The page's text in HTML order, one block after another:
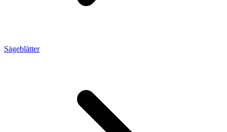
Sägeblätter